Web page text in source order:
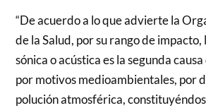
“De acuerdo a lo que advierte la
de la Salud, por su rango de
sónica o acústica es la segunda
por motivos medioambientales, por
polución atmosférica,